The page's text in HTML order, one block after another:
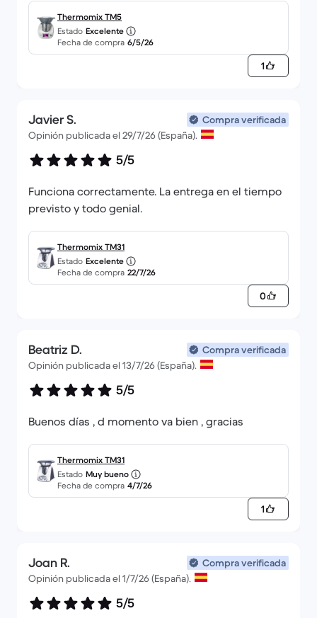
Thermomix TM5
Estado Excelente
Fecha de compra 6/5/26
1
Javier S.
Compra verificada
Opinión publicada el 29/7/26 (España).
5/5
Funciona correctamente. La entrega en el tiempo
previsto y todo genial.
Thermomix TM31
Estado Excelente
Fecha de compra 22/7/26
0
Beatriz D.
Compra verificada
Opinión publicada el 13/7/26 (España).
5/5
Buenos días , d momento va bien , gracias
Thermomix TM31
Estado Muy bueno
Fecha de compra 4/7/26
1
Joan R.
Compra verificada
Opinión publicada el 1/7/26 (España).
5/5